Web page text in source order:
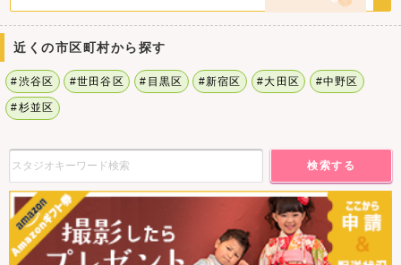
近くの市区町村から探す
#渋谷区 #世田谷区 #目黒区 #新宿区 #大田区 #中野区
#杉並区
検索する